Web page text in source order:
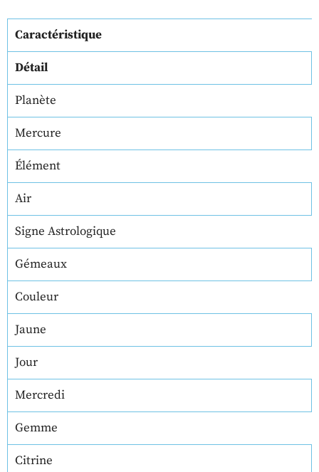
Caractéristique
Détail
Planète
Mercure
Élément
Air
Signe Astrologique
Gémeaux
Couleur
Jaune
Jour
Mercredi
Gemme
Citrine